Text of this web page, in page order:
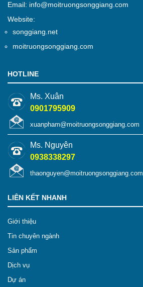
Email: info@moitruongsonggiang.com
Website:
songgiang.net
moitruongsonggiang.com
HOTLINE
Ms. Xuân
0901795909
xuanpham@moitruongsonggiang.com
Ms. Nguyên
0938338297
thaonguyen@moitruongsonggiang.com
LIÊN KẾT NHANH
Giới thiệu
Tin chuyên ngành
Sản phẩm
Dịch vụ
Dự án